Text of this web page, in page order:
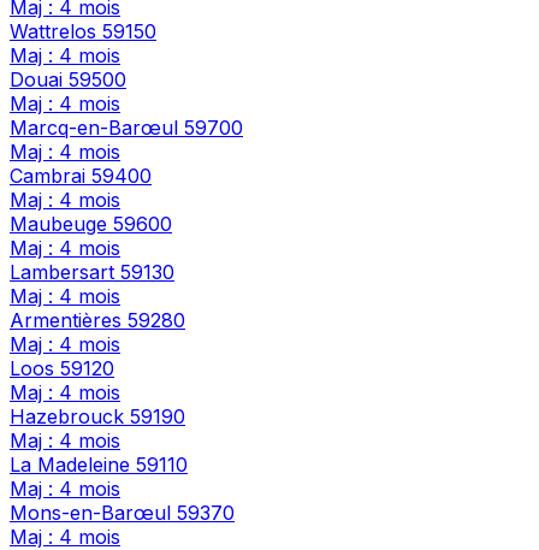
Maj : 4 mois
Wattrelos 59150
Maj : 4 mois
Douai 59500
Maj : 4 mois
Marcq-en-Barœul 59700
Maj : 4 mois
Cambrai 59400
Maj : 4 mois
Maubeuge 59600
Maj : 4 mois
Lambersart 59130
Maj : 4 mois
Armentières 59280
Maj : 4 mois
Loos 59120
Maj : 4 mois
Hazebrouck 59190
Maj : 4 mois
La Madeleine 59110
Maj : 4 mois
Mons-en-Barœul 59370
Maj : 4 mois